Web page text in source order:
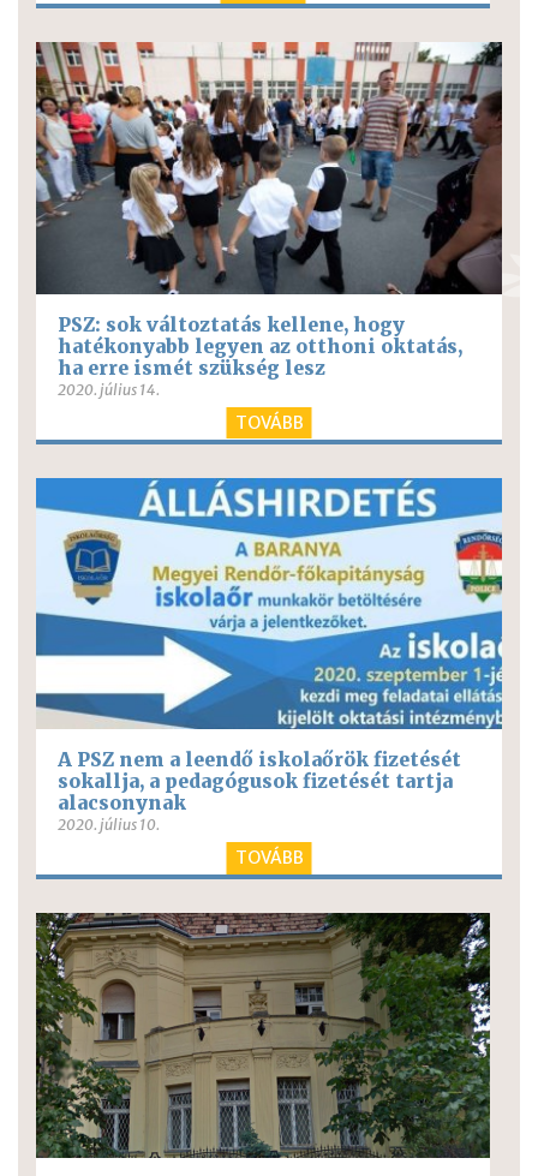
PSZ: sok változtatás kellene, hogy
hatékonyabb legyen az otthoni oktatás,
ha erre ismét szükség lesz
2020. július 14.
TOVÁBB
A PSZ nem a leendő iskolaőrök fizetését
sokallja, a pedagógusok fizetését tartja
alacsonynak
2020. július 10.
TOVÁBB